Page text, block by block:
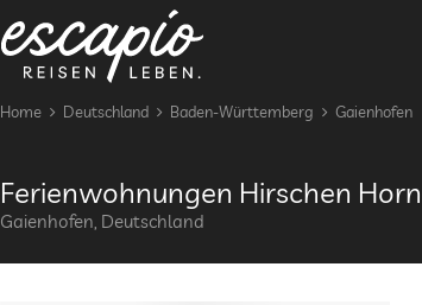
Home Deutschland Baden-Württemberg Gaienhofen
Ferienwohnungen Hirschen
Gaienhofen, Deutschland